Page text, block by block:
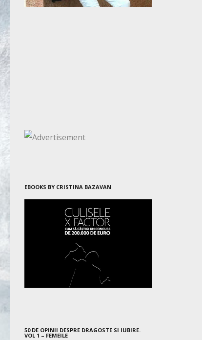
EBOOKS BY CRISTINA BAZAVAN
50 DE OPINII DESPRE DRAGOSTE SI IUBIRE.
VOL 1 – FEMEILE